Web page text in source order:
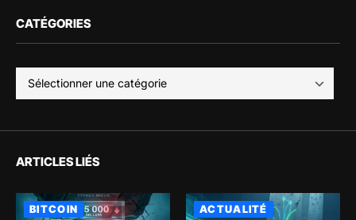
CATÉGORIES
ARTICLES LIÉS
BITCOIN ACTUALITÉ